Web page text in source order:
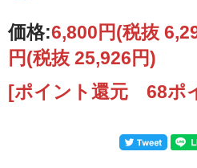
価格:6,800円(税抜
円(税抜 25,926円)
[ポイント還元 68ポ